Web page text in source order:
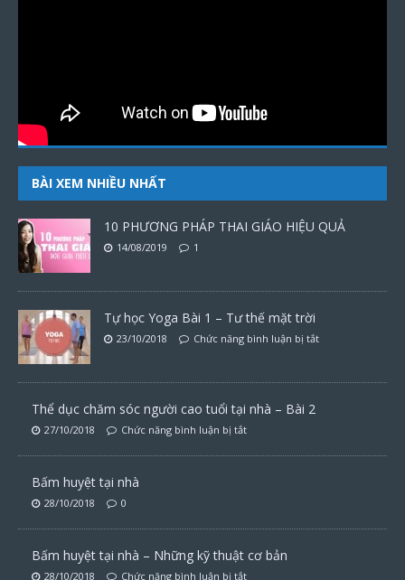
BÀI XEM NHIỀU NHẤT
10 PHƯƠNG PHÁP THAI GIÁO HIỆU QUẢ
14/08/2019 1
Tự học Yoga Bài 1 – Tư thế mặt trời
23/10/2018 Chức năng bình luận bị tắt
Thể dục chăm sóc người cao tuổi tại nhà – Bài 2
27/10/2018 Chức năng bình luận bị tắt
Bấm huyệt tại nhà
28/10/2018 0
Bấm huyệt tại nhà – Những kỹ thuật cơ bản
28/10/2018 Chức năng bình luận bị tắt